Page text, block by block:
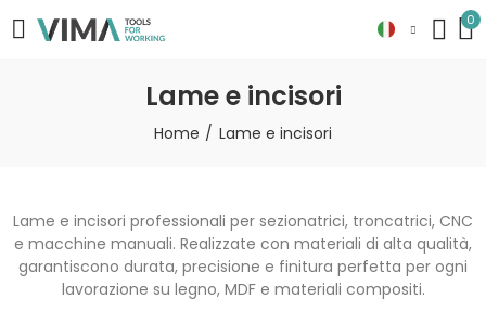
0
Lame e incisori
Home Lame e incisori
Lame e incisori professionali per sezionatrici, troncatrici, CNC
e macchine manuali. Realizzate con materiali di alta qualità,
garantiscono durata, precisione e finitura perfetta per ogni
lavorazione su legno, MDF e materiali compositi.